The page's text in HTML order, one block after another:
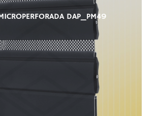
DAP_PM49